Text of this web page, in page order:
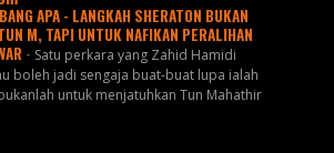
APA - LANGKAH SHERATON BUKAN
M, TAPI UNTUK NAFIKAN PERALIHAN
- Satu perkara yang Zahid Hamidi
boleh jadi sengaja buat-buat lupa ialah
untuk menjatuhkan Tun Mahathir